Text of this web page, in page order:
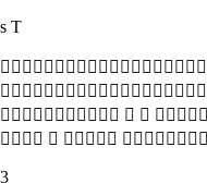
s T
  
  
3